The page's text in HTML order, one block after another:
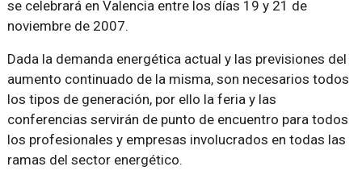
se celebrará en Valencia entre los días 19 y 21 de
noviembre de 2007.
Dada la demanda energética actual y las previsiones del
aumento continuado de la misma, son necesarios todos
los tipos de generación, por ello la feria y las
conferencias servirán de punto de encuentro para todos
los profesionales y empresas involucrados en todas las
ramas del sector energético.